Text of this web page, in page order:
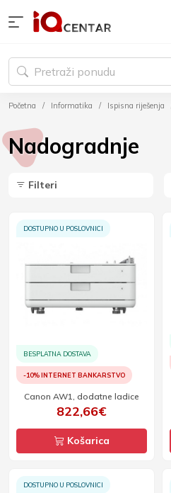
Početna Informatika Ispisna riješenja
Nadogradnje
Filteri
DOSTUPNO U POSLOVNICI
BESPLATNA DOSTAVA
-10% INTERNET BANKARSTVO
Canon AW1, dodatne ladice
822,66€
Košarica
DOSTUPNO U POSLOVNICI